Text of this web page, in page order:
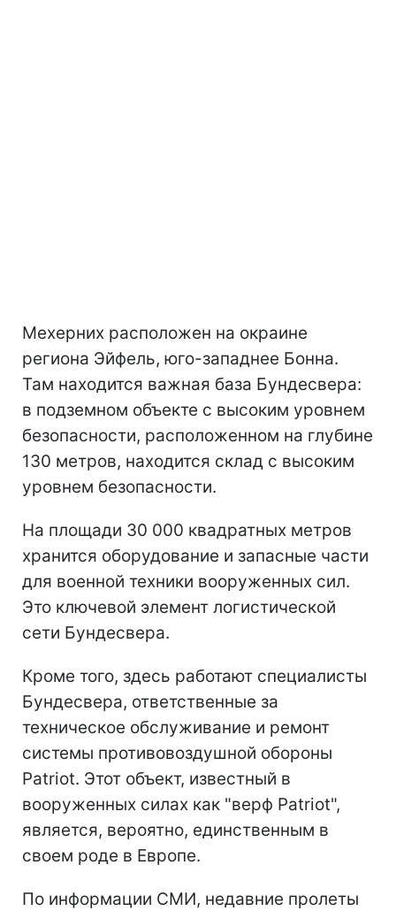
Мехерних расположен на окраине
региона Эйфель, юго-западнее Бонна.
Там находится важная база Бундесвера:
в подземном объекте с высоким уровнем
безопасности, расположенном на глубине
130 метров, находится склад с высоким
уровнем безопасности.
На площади 30 000 квадратных метров
хранится оборудование и запасные части
для военной техники вооруженных сил.
Это ключевой элемент логистической
сети Бундесвера.
Кроме того, здесь работают специалисты
Бундесвера, ответственные за
техническое обслуживание и ремонт
системы противовоздушной обороны
Patriot. Этот объект, известный в
вооруженных силах как "верф Patriot",
является, вероятно, единственным в
своем роде в Европе.
По информации СМИ, недавние пролеты